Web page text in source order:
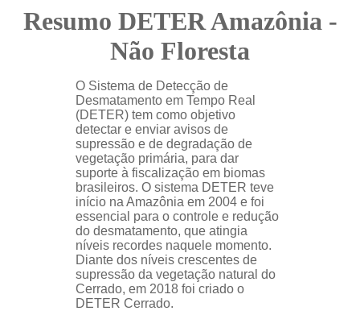
Resumo DETER Amazônia -
Não Floresta
O Sistema de Detecção de
Desmatamento em Tempo Real
(DETER) tem como objetivo
detectar e enviar avisos de
supressão e de degradação de
vegetação primária, para dar
suporte à fiscalização em biomas
brasileiros. O sistema DETER teve
início na Amazônia em 2004 e foi
essencial para o controle e redução
do desmatamento, que atingia
níveis recordes naquele momento.
Diante dos níveis crescentes de
supressão da vegetação natural do
Cerrado, em 2018 foi criado o
DETER Cerrado.